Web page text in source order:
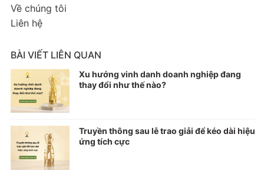
Về chúng tôi
Liên hệ
BÀI VIẾT LIÊN QUAN
Xu hướng vinh danh doanh nghiệp đang
thay đổi như thế nào?
Truyền thông sau lễ trao giải để kéo dài hiệu
ứng tích cực